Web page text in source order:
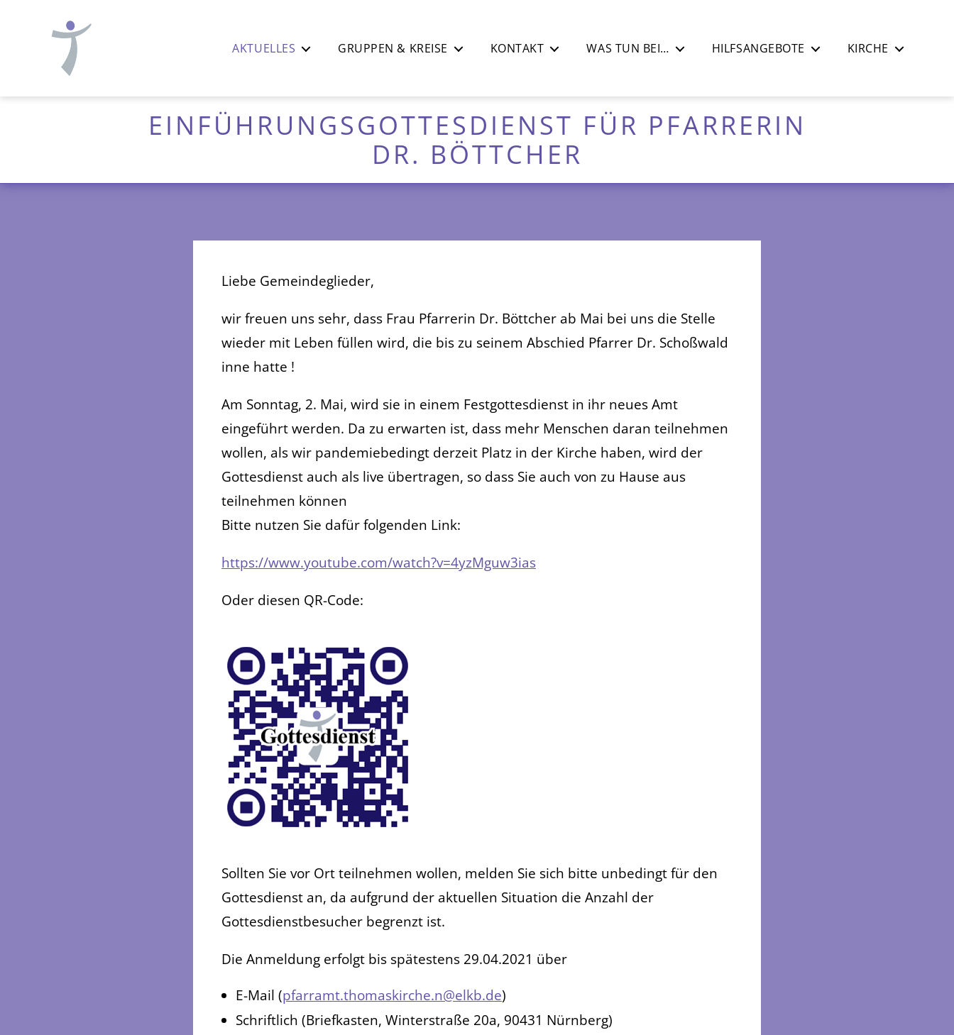
luth.
AKTUELLES GRUPPEN & KREISE KONTAKT WAS TUN BEI… HILFSANGEBOTE KIRCHE
EINFÜHRUNGSGOTTESDIENST FÜR PFARRERIN
DR. BÖTTCHER
Liebe Gemeindeglieder,
wir freuen uns sehr, dass Frau Pfarrerin Dr. Böttcher ab Mai bei uns die Stelle
wieder mit Leben füllen wird, die bis zu seinem Abschied Pfarrer Dr. Schoßwald
inne hatte !
Am Sonntag, 2. Mai, wird sie in einem Festgottesdienst in ihr neues Amt
eingeführt werden. Da zu erwarten ist, dass mehr Menschen daran teilnehmen
wollen, als wir pandemiebedingt derzeit Platz in der Kirche haben, wird der
Gottesdienst auch als live übertragen, so dass Sie auch von zu Hause aus
teilnehmen können
Bitte nutzen Sie dafür folgenden Link:
https://www.youtube.com/watch?v=4yzMguw3ias
Oder diesen QR-Code:
Sollten Sie vor Ort teilnehmen wollen, melden Sie sich bitte unbedingt für den
Gottesdienst an, da aufgrund der aktuellen Situation die Anzahl der
Gottesdienstbesucher begrenzt ist.
Die Anmeldung erfolgt bis spätestens 29.04.2021 über
E-Mail (pfarramt.thomaskirche.n@elkb.de)
Schriftlich (Briefkasten, Winterstraße 20a, 90431 Nürnberg)